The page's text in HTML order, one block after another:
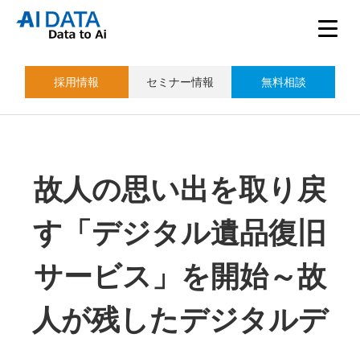
採用情報 セミナー情報 無料相談
故人の思い出を取り戻
す「デジタル遺品復旧
サービス」を開始～故
人が残したデジタルデ